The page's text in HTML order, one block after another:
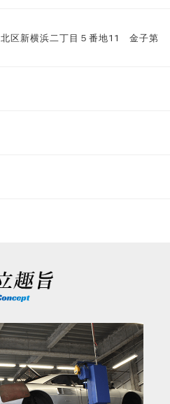
区新横浜二丁目５番地11 金子第